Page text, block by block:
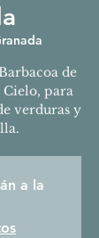
de
para
verduras y
a la